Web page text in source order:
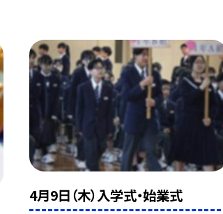
4月9日（木）入学式・始業式